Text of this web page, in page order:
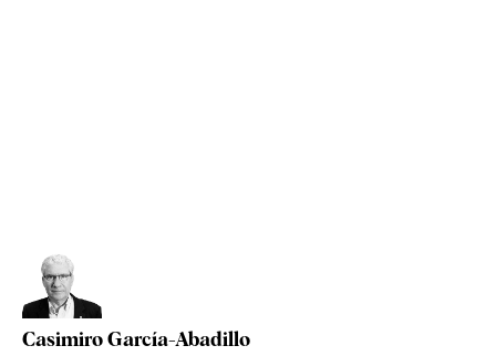
Casimiro García-Abadillo